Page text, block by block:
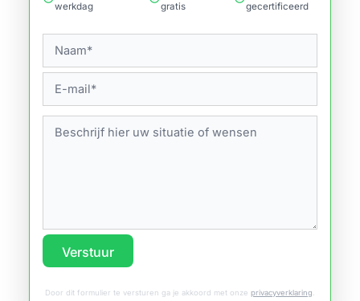
werkdag
gratis
gecertificeerd
Verstuur
Door dit formulier te versturen ga je akkoord met onze privacyverklaring